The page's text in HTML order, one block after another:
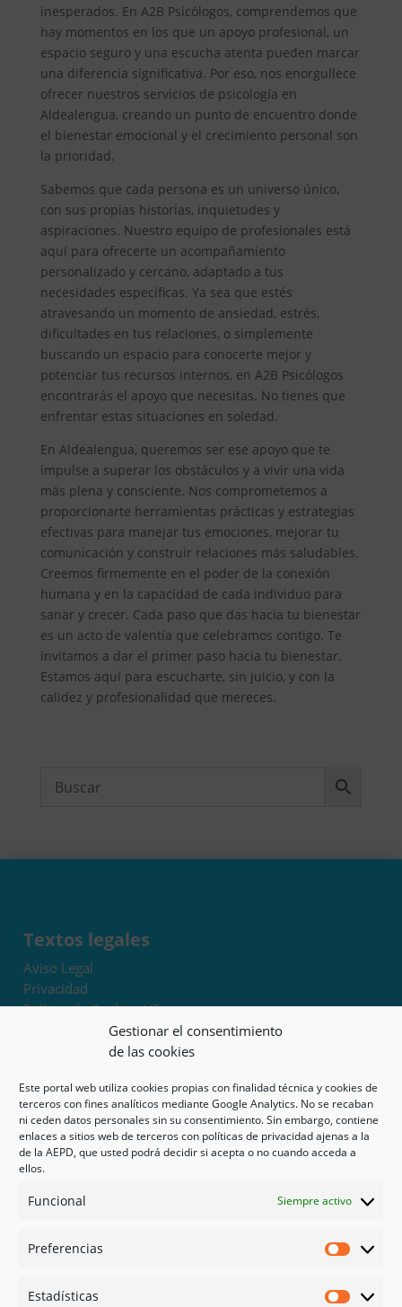
Gestionar el consentimiento
de las cookies
Este portal web utiliza cookies propias con finalidad técnica y cookies de
terceros con fines analíticos mediante Google Analytics. No se recaban
ni ceden datos personales sin su consentimiento. Sin embargo, contiene
enlaces a sitios web de terceros con políticas de privacidad ajenas a la
de la AEPD, que usted podrá decidir si acepta o no cuando acceda a
ellos.
Funcional Siempre activo
Preferencias
Estadísticas
inesperados. En A2B Psicólogos, comprendemos que
hay momentos en los que un apoyo profesional, un
espacio seguro y una escucha atenta pueden marcar
una diferencia significativa. Por eso, nos enorgullece
ofrecer nuestros servicios de psicología en
Aldealengua, creando un punto de encuentro donde
el bienestar emocional y el crecimiento personal son
la prioridad.
Sabemos que cada persona es un universo único,
con sus propias historias, inquietudes y
aspiraciones. Nuestro equipo de profesionales está
aquí para ofrecerte un acompañamiento
personalizado y cercano, adaptado a tus
necesidades específicas. Ya sea que estés
atravesando un momento de ansiedad, estrés,
dificultades en tus relaciones, o simplemente
buscando un espacio para conocerte mejor y
potenciar tus recursos internos, en A2B Psicólogos
encontrarás el apoyo que necesitas. No tienes que
enfrentar estas situaciones en soledad.
En Aldealengua, queremos ser ese apoyo que te
impulse a superar los obstáculos y a vivir una vida
más plena y consciente. Nos comprometemos a
proporcionarte herramientas prácticas y estrategias
efectivas para manejar tus emociones, mejorar tu
comunicación y construir relaciones más saludables.
Creemos firmemente en el poder de la conexión
humana y en la capacidad de cada individuo para
sanar y crecer. Cada paso que das hacia tu bienestar
es un acto de valentía que celebramos contigo. Te
invitamos a dar el primer paso hacia tu bienestar.
Estamos aquí para escucharte, sin juicio, y con la
calidez y profesionalidad que mereces.
Textos legales
Aviso Legal
Privacidad
Política de Cookies UE
Términos y condiciones
Exoneración de responsabilidad
Mapa del sitio
Mi cuenta
Tienda
Psicología en Murcia
Guías
Redes sociales
Instagram